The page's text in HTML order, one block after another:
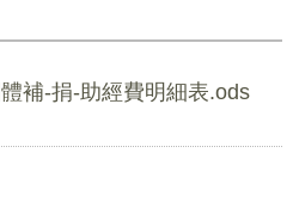
補-捐-助經費明細表.ods